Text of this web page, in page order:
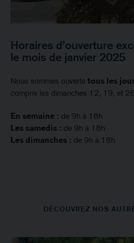
Horaires d’ouverture
le mois de janvier 2025
Nous sommes ouverts tous les
compris les dimanches 12, 19, et
En semaine : de 9h à 18h
Les samedis : de 9h à 18h
Les dimanches : de 9h à 18h
DÉCOUVREZ NOS